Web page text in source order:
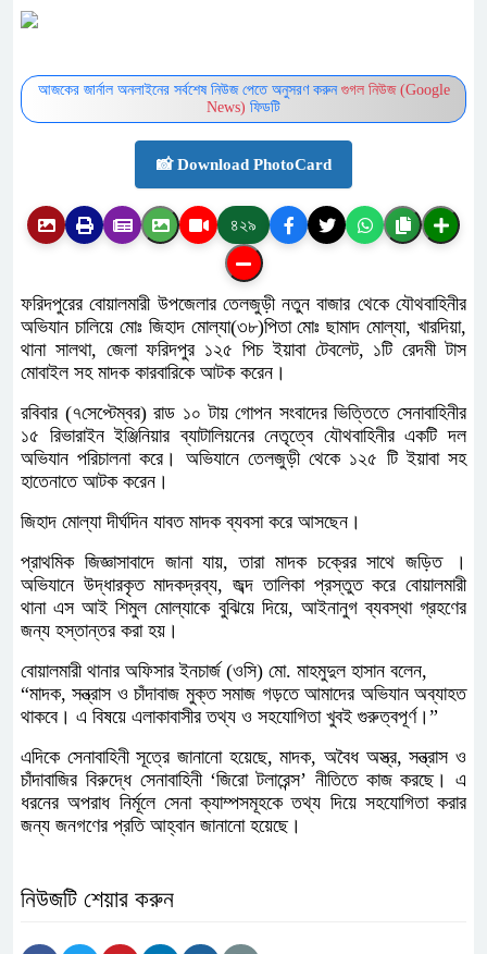
আজকের জার্নাল অনলাইনের সর্বশেষ নিউজ পেতে অনুসরণ করুন গুগল নিউজ (Google
News) ফিডটি
📸 Download PhotoCard
৪২৯
ফরিদপুরের বোয়ালমারী উপজেলার তেলজুড়ী নতুন বাজার থেকে যৌথবাহিনীর
অভিযান চালিয়ে মোঃ জিহাদ মোল্যা(৩৮)পিতা মোঃ ছামাদ মোল্যা, খারদিয়া,
থানা সালথা, জেলা ফরিদপুর ১২৫ পিচ ইয়াবা টেবলেট, ১টি রেদমী টাস
মোবাইল সহ মাদক কারবারিকে আটক করেন।
রবিবার (৭সেপ্টেম্বর) রাড ১০ টায় গোপন সংবাদের ভিত্তিতে সেনাবাহিনীর
১৫ রিভারাইন ইঞ্জিনিয়ার ব্যাটালিয়নের নেতৃত্বে যৌথবাহিনীর একটি দল
অভিযান পরিচালনা করে। অভিযানে তেলজুড়ী থেকে ১২৫ টি ইয়াবা সহ
হাতেনাতে আটক করেন।
জিহাদ মোল্যা দীর্ঘদিন যাবত মাদক ব্যবসা করে আসছেন।
প্রাথমিক জিজ্ঞাসাবাদে জানা যায়, তারা মাদক চক্রের সাথে জড়িত ।
অভিযানে উদ্ধারকৃত মাদকদ্রব্য, জব্দ তালিকা প্রস্তুত করে বোয়ালমারী
থানা এস আই শিমুল মোল্যাকে বুঝিয়ে দিয়ে, আইনানুগ ব্যবস্থা গ্রহণের
জন্য হস্তান্তর করা হয়।
বোয়ালমারী থানার অফিসার ইনচার্জ (ওসি) মো. মাহমুদুল হাসান বলেন,
“মাদক, সন্ত্রাস ও চাঁদাবাজ মুক্ত সমাজ গড়তে আমাদের অভিযান অব্যাহত
থাকবে। এ বিষয়ে এলাকাবাসীর তথ্য ও সহযোগিতা খুবই গুরুত্বপূর্ণ।”
এদিকে সেনাবাহিনী সূত্রে জানানো হয়েছে, মাদক, অবৈধ অস্ত্র, সন্ত্রাস ও
চাঁদাবাজির বিরুদ্ধে সেনাবাহিনী ‘জিরো টলারেন্স’ নীতিতে কাজ করছে। এ
ধরনের অপরাধ নির্মূলে সেনা ক্যাম্পসমূহকে তথ্য দিয়ে সহযোগিতা করার
জন্য জনগণের প্রতি আহ্বান জানানো হয়েছে।
নিউজটি শেয়ার করুন